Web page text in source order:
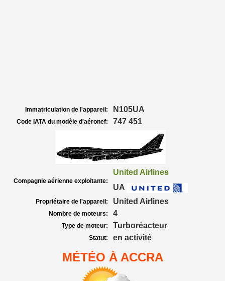
Immatriculation de l'appareil: N105UA
Code IATA du modèle d'aéronef: 747 451
Compagnie aérienne exploitante:
United Airlines
UA
Propriétaire de l'appareil: United Airlines
Nombre de moteurs: 4
Type de moteur: Turboréacteur
Statut: en activité
MÉTÉO À ACCRA